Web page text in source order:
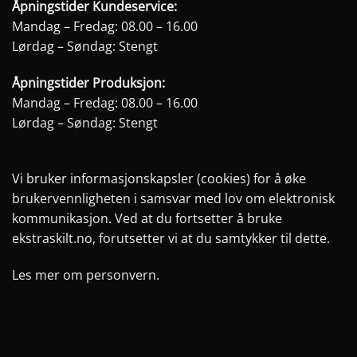
Åpningstider Kundeservice:
Mandag – Fredag: 08.00 – 16.00
Lørdag – Søndag: Stengt
Åpningstider Produksjon:
Mandag – Fredag: 08.00 – 16.00
Lørdag – Søndag: Stengt
Vi bruker informasjonskapsler (cookies) for å øke
brukervennligheten i samsvar med lov om elektronisk
kommunikasjon. Ved at du fortsetter å bruke
ekstraskilt.no, forutsetter vi at du samtykker til dette.
Les mer om personvern.